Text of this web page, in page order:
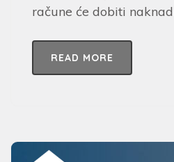
račune će dobiti
READ MORE